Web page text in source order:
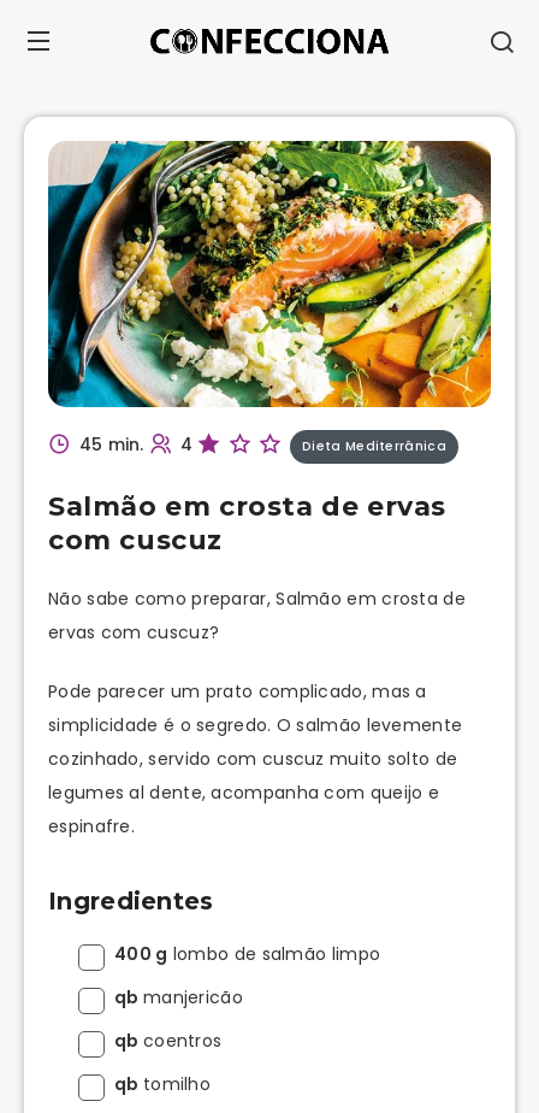
45 min. 4 Dieta Mediterrânica
Salmão em crosta de ervas
com cuscuz
Não sabe como preparar, Salmão em crosta de
ervas com cuscuz?
Pode parecer um prato complicado, mas a
simplicidade é o segredo. O salmão levemente
cozinhado, servido com cuscuz muito solto de
legumes al dente, acompanha com queijo e
espinafre.
Ingredientes
400 g lombo de salmão limpo
qb manjericão
qb coentros
qb tomilho